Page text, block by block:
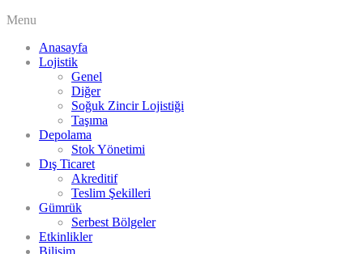
Menu
Anasayfa
Lojistik
Genel
Diğer
Soğuk Zincir Lojistiği
Taşıma
Depolama
Stok Yönetimi
Dış Ticaret
Akreditif
Teslim Şekilleri
Gümrük
Serbest Bölgeler
Etkinlikler
Bilişim